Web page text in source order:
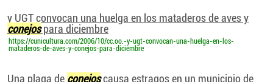
y UGT convocan una huelga en los mataderos de aves y
conejospara diciembre
https://cunicultura.com/2006/10/cc.oo.-y-ugt-convocan-una-huelga-en-los-
mataderos-de-aves-y-conejos-para-diciembre
Una plaga de conejoscausa estragos en un municipio de